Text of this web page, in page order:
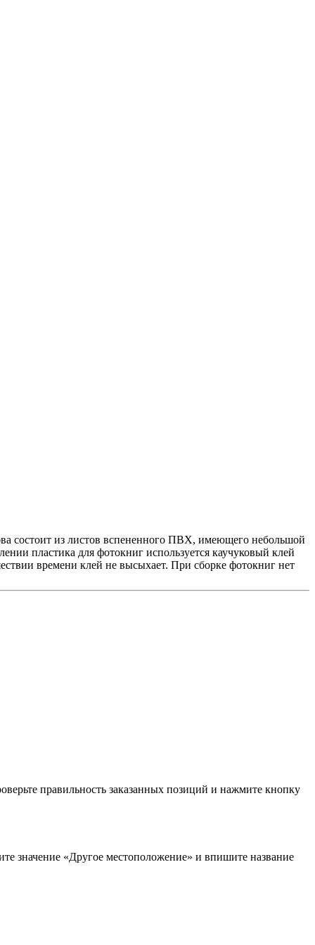
состоит из листов вспененного ПВХ, имеющего небольшой
пластика для фотокниг используется каучуковый клей
времени клей не высыхает. При сборке фотокниг нет
правильность заказанных позиций и нажмите кнопку
значение «Другое местоположение» и впишите название